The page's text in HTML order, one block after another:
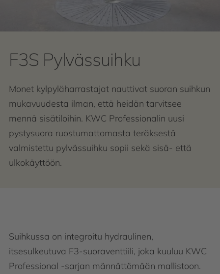
F3S Pylvässuihku
Monet kylpyläharrastajat nauttivat suoran suihkun
mukavuudesta ilman, että heidän tarvitsee
mennä sisätiloihin. KWC Professionalin uusi
pystysuora ruostumattomasta teräksestä
valmistettu pylvässuihku sopii sekä sisä- että
ulkokäyttöön.
Suihkussa on integroitu hydraulinen,
itsesulkeutuva F3-suoraventtiili, joka kuuluu KWC
Professional -sarjan männättömään mallistoon.